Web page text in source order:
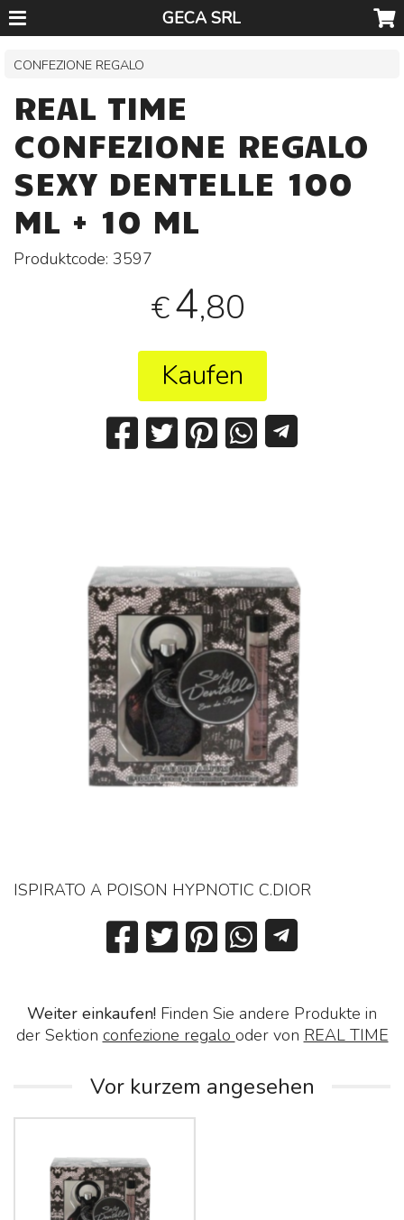
GECA SRL
CONFEZIONE REGALO
REAL TIME
CONFEZIONE REGALO
SEXY DENTELLE 100
ML + 10 ML
Produktcode:3597
€4,80
Kaufen
ISPIRATO A POISON HYPNOTIC C.DIOR
Weiter einkaufen! Finden Sie andere Produkte in
der Sektion confezione regalo oder von REAL TIME
Vor kurzem angesehen